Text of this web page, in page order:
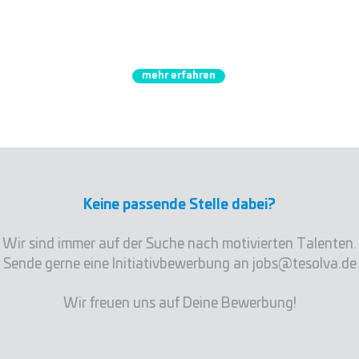
mehr erfahren
Keine passende Stelle dabei?
Wir sind immer auf der Suche nach motivierten Talenten.
Sende gerne eine Initiativbewerbung an jobs@tesolva.de
Wir freuen uns auf Deine Bewerbung!